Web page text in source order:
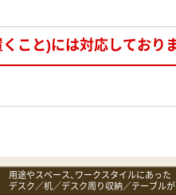
こと)には対応しておりま
用途やスペース、ワークスタイルにあった
デスク／机／デスク周り収納／テーブルが